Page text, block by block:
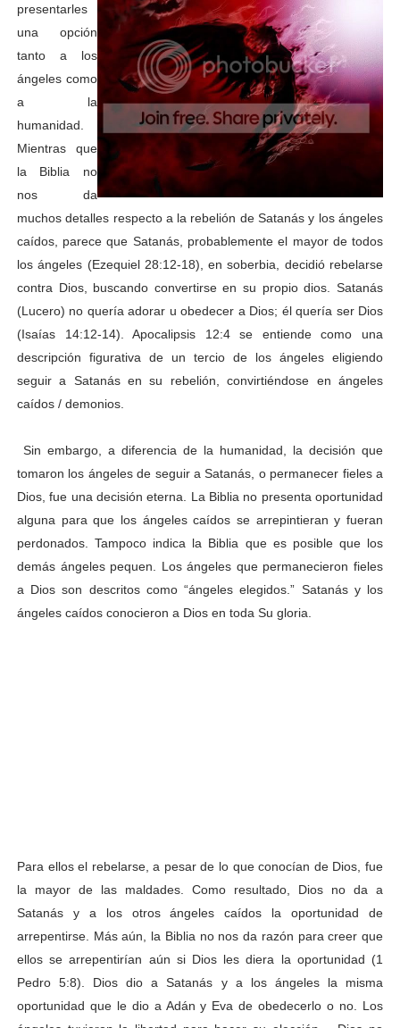
presentarles
una opción
tanto a los
ángeles como
a la
humanidad.
Mientras que
la Biblia no
nos da
muchos detalles respecto a la rebelión de Satanás y los ángeles
caídos, parece que Satanás, probablemente el mayor de todos
los ángeles (Ezequiel 28:12-18), en soberbia, decidió rebelarse
contra Dios, buscando convertirse en su propio dios. Satanás
(Lucero) no quería adorar u obedecer a Dios; él quería ser Dios
(Isaías 14:12-14). Apocalipsis 12:4 se entiende como una
descripción figurativa de un tercio de los ángeles eligiendo
seguir a Satanás en su rebelión, convirtiéndose en ángeles
caídos / demonios.
Sin embargo, a diferencia de la humanidad, la decisión que
tomaron los ángeles de seguir a Satanás, o permanecer fieles a
Dios, fue una decisión eterna. La Biblia no presenta oportunidad
alguna para que los ángeles caídos se arrepintieran y fueran
perdonados. Tampoco indica la Biblia que es posible que los
demás ángeles pequen. Los ángeles que permanecieron fieles
a Dios son descritos como “ángeles elegidos.” Satanás y los
ángeles caídos conocieron a Dios en toda Su gloria.
Para ellos el rebelarse, a pesar de lo que conocían de Dios, fue
la mayor de las maldades. Como resultado, Dios no da a
Satanás y a los otros ángeles caídos la oportunidad de
arrepentirse. Más aún, la Biblia no nos da razón para creer que
ellos se arrepentirían aún si Dios les diera la oportunidad (1
Pedro 5:8). Dios dio a Satanás y a los ángeles la misma
oportunidad que le dio a Adán y Eva de obedecerlo o no. Los